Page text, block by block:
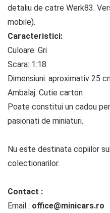
detaliu de catre Werk83.
mobile).
Caracteristici:
Culoare: Gri
Scara: 1:18
Dimensiuni: aproximativ 25
Ambalaj: Cutie carton
Poate constitui un cadou
pasionati de miniaturi.
Nu este destinata copiilor
colectionarilor.
Contact :
Email : office@minicars.ro